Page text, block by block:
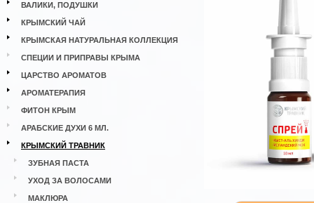
ВАЛИКИ, ПОДУШКИ
КРЫМСКИЙ ЧАЙ
КРЫМСКАЯ НАТУРАЛЬНАЯ КОЛЛЕКЦИЯ
СПЕЦИИ И ПРИПРАВЫ КРЫМА
ЦАРСТВО АРОМАТОВ
АРОМАТЕРАПИЯ
ФИТОН КРЫМ
АРАБСКИЕ ДУХИ 6 МЛ.
КРЫМСКИЙ ТРАВНИК
ЗУБНАЯ ПАСТА
УХОД ЗА ВОЛОСАМИ
МАКЛЮРА